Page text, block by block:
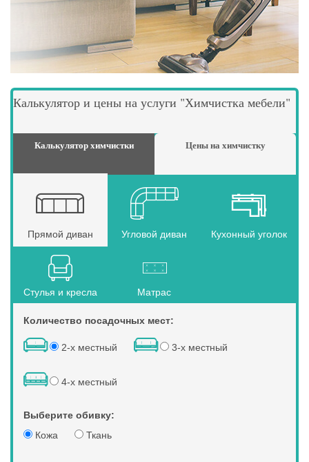
Калькулятор и цены на услуги "Химчистка мебели"
Калькулятор химчистки Цены на химчистку
Прямой диван Угловой диван Кухонный уголок
Стулья и кресла Матрас
Количество посадочных мест:
2-х местный 3-х местный
4-х местный
Выберите обивку:
Кожа
Ткань